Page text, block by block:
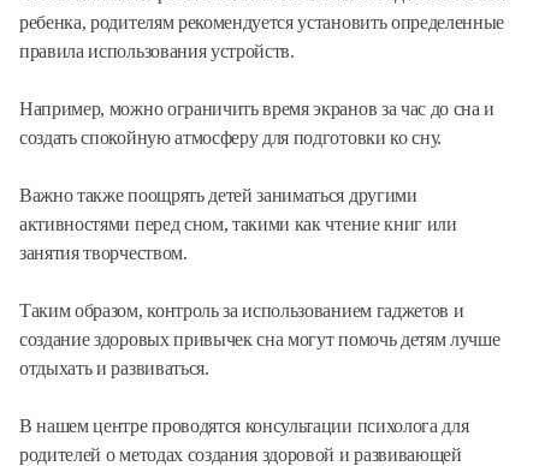
ребенка, родителям рекомендуется установить определенные
правила использования устройств.
Например, можно ограничить время экранов за час до сна и
создать спокойную атмосферу для подготовки ко сну.
Важно также поощрять детей заниматься другими
активностями перед сном, такими как чтение книг или
занятия творчеством.
Таким образом, контроль за использованием гаджетов и
создание здоровых привычек сна могут помочь детям лучше
отдыхать и развиваться.
В нашем центре проводятся консультации психолога для
родителей о методах создания здоровой и развивающей